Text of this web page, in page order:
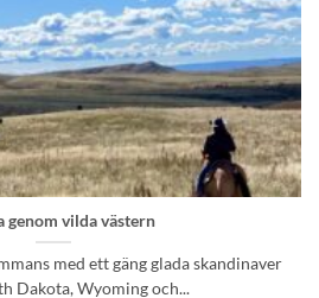
genom vilda västern
med ett gäng glada skandinaver
Dakota, Wyoming och...